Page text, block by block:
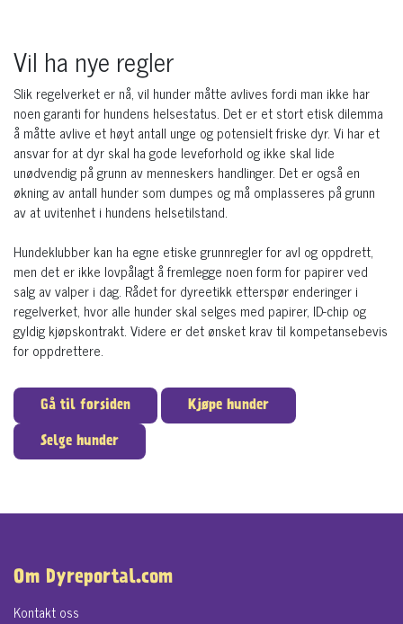
Vil ha nye regler
Slik regelverket er nå, vil hunder måtte avlives fordi man ikke har
noen garanti for hundens helsestatus. Det er et stort etisk dilemma
å måtte avlive et høyt antall unge og potensielt friske dyr. Vi har et
ansvar for at dyr skal ha gode leveforhold og ikke skal lide
unødvendig på grunn av menneskers handlinger. Det er også en
økning av antall hunder som dumpes og må omplasseres på grunn
av at uvitenhet i hundens helsetilstand.
Hundeklubber kan ha egne etiske grunnregler for avl og oppdrett,
men det er ikke lovpålagt å fremlegge noen form for papirer ved
salg av valper i dag. Rådet for dyreetikk etterspør enderinger i
regelverket, hvor alle hunder skal selges med papirer, ID-chip og
gyldig kjøpskontrakt. Videre er det ønsket krav til kompetansebevis
for oppdrettere.
Gå til forsiden Kjøpe hunder
Selge hunder
Om Dyreportal.com
Kontakt oss